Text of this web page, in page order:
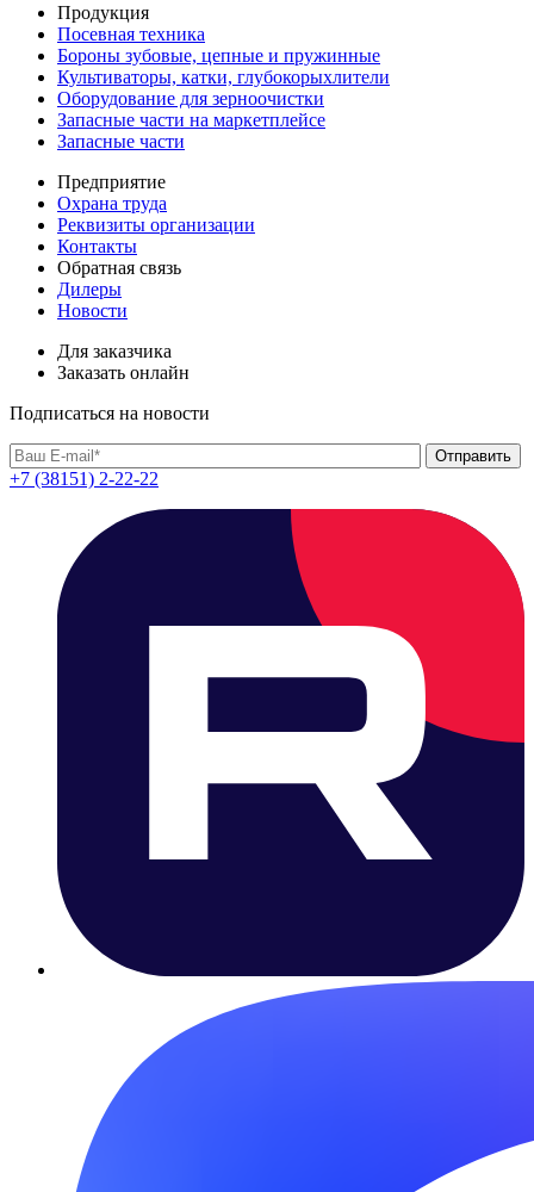
Продукция
Посевная техника
Бороны зубовые, цепные и пружинные
Культиваторы, катки, глубокорыхлители
Оборудование для зерноочистки
Запасные части на маркетплейсе
Запасные части
Предприятие
Охрана труда
Реквизиты организации
Контакты
Обратная связь
Дилеры
Новости
Для заказчика
Заказать онлайн
Подписаться на новости
+7 (38151) 2-22-22